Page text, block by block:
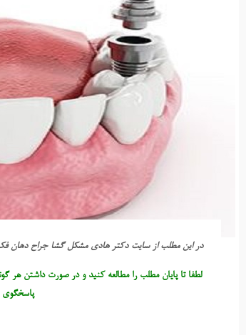
در این مطلب از سایت دکتر هادی مشکل گشا جراح دهان
لطفا تا پایان مطلب را مطالعه کنید و در صورت داشتن هر
پاسخگوی